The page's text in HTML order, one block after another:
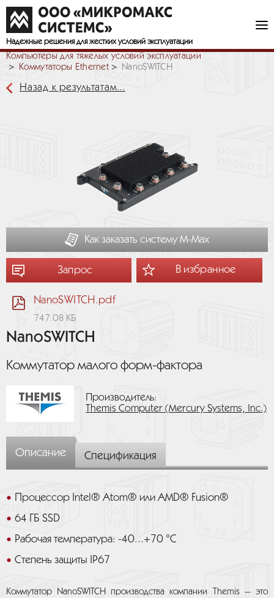
Надежные решения для жестких условий эксплуатации
Компьютеры для тяжелых условий эксплуатации
Коммутаторы Ethernet
NanoSWITCH
Назад к результатам...
Как заказать систему М-Мах
Запрос В избранное
NanoSWITCH.pdf
747.08 КБ
NanoSWITCH
Коммутатор малого форм-фактора
Производитель:
Themis Computer (Mercury Systems, Inc.)
Описание Спецификация
Процессор Intel® Atom® или AMD® Fusion®
64 ГБ SSD
Рабочая температура: -40...+70 °C
Степень защиты IP67
Коммутатор NanoSWITCH производства компании Themis — это